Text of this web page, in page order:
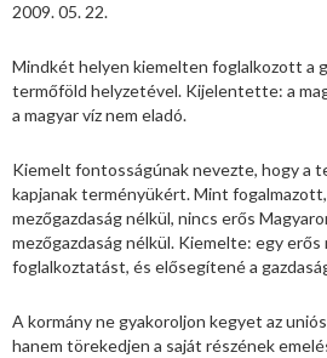
2009. 05. 22.
Mindkét helyen kiemelten foglalkozott a
termőföld helyzetével. Kijelentette: a
a magyar víz nem eladó.
Kiemelt fontosságúnak nevezte, hogy a
kapjanak terményükért. Mint
mezőgazdaság nélkül, nincs erős
mezőgazdaság nélkül. Kiemelte: egy erős
foglalkoztatást, és elősegítené a
A kormány ne gyakoroljon kegyet az
hanem törekedjen a saját részének